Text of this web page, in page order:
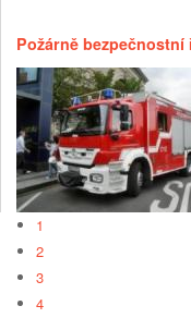
Požárně
1
2
3
4